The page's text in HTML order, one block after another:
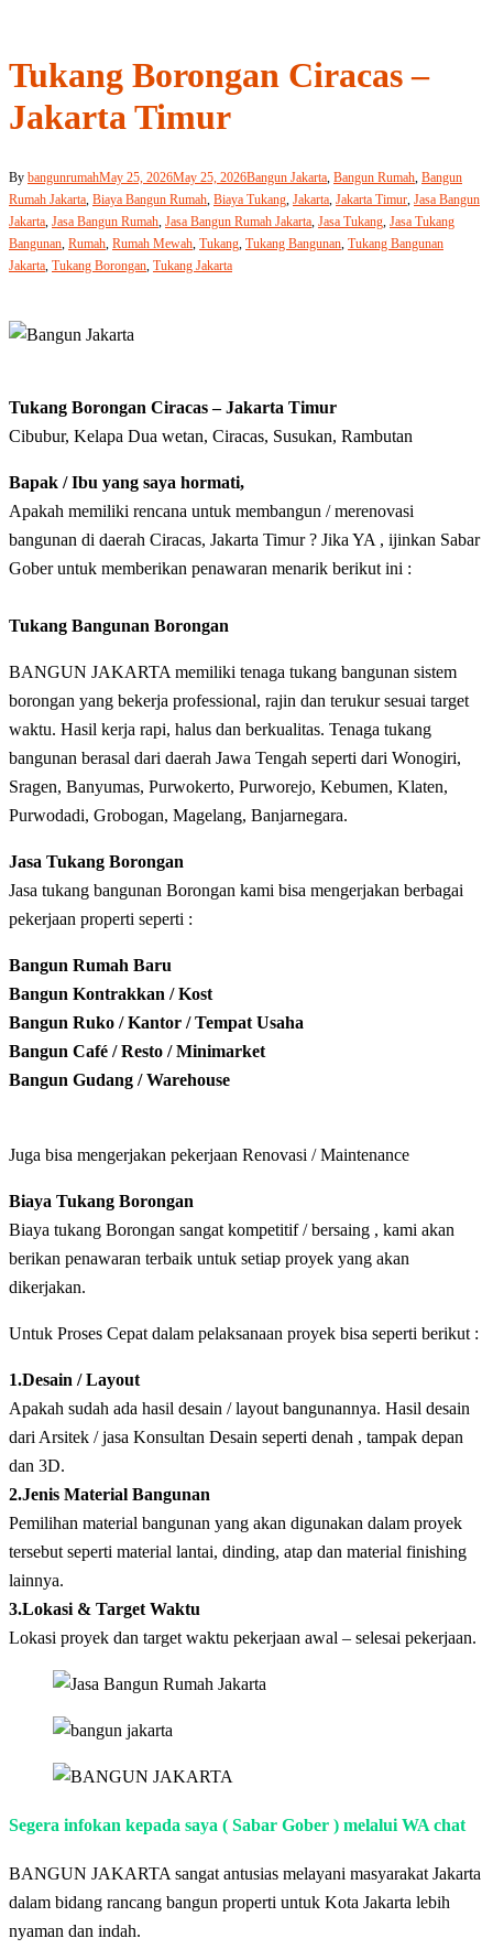
Tukang Borongan Ciracas –
Jakarta Timur
By bangunrumahMay 25, 2026May 25, 2026Bangun Jakarta, Bangun Rumah, Bangun
Rumah Jakarta, Biaya Bangun Rumah, Biaya Tukang, Jakarta, Jakarta Timur, Jasa Bangun
Jakarta, Jasa Bangun Rumah, Jasa Bangun Rumah Jakarta, Jasa Tukang, Jasa Tukang
Bangunan, Rumah, Rumah Mewah, Tukang, Tukang Bangunan, Tukang Bangunan
Jakarta, Tukang Borongan, Tukang Jakarta
Tukang Borongan Ciracas – Jakarta Timur
Cibubur, Kelapa Dua wetan, Ciracas, Susukan, Rambutan
Bapak / Ibu yang saya hormati,
Apakah memiliki rencana untuk membangun / merenovasi
bangunan di daerah Ciracas, Jakarta Timur ? Jika YA , ijinkan Sabar
Gober untuk memberikan penawaran menarik berikut ini :
Tukang Bangunan Borongan
BANGUN JAKARTA memiliki tenaga tukang bangunan sistem
borongan yang bekerja professional, rajin dan terukur sesuai target
waktu. Hasil kerja rapi, halus dan berkualitas. Tenaga tukang
bangunan berasal dari daerah Jawa Tengah seperti dari Wonogiri,
Sragen, Banyumas, Purwokerto, Purworejo, Kebumen, Klaten,
Purwodadi, Grobogan, Magelang, Banjarnegara.
Jasa Tukang Borongan
Jasa tukang bangunan Borongan kami bisa mengerjakan berbagai
pekerjaan properti seperti :
Bangun Rumah Baru
Bangun Kontrakkan / Kost
Bangun Ruko / Kantor / Tempat Usaha
Bangun Café / Resto / Minimarket
Bangun Gudang / Warehouse
Juga bisa mengerjakan pekerjaan Renovasi / Maintenance
Biaya Tukang Borongan
Biaya tukang Borongan sangat kompetitif / bersaing , kami akan
berikan penawaran terbaik untuk setiap proyek yang akan
dikerjakan.
Untuk Proses Cepat dalam pelaksanaan proyek bisa seperti berikut :
1.Desain / Layout
Apakah sudah ada hasil desain / layout bangunannya. Hasil desain
dari Arsitek / jasa Konsultan Desain seperti denah , tampak depan
dan 3D.
2.Jenis Material Bangunan
Pemilihan material bangunan yang akan digunakan dalam proyek
tersebut seperti material lantai, dinding, atap dan material finishing
lainnya.
3.Lokasi & Target Waktu
Lokasi proyek dan target waktu pekerjaan awal – selesai pekerjaan.
Segera infokan kepada saya ( Sabar Gober ) melalui WA chat
BANGUN JAKARTA sangat antusias melayani masyarakat Jakarta
dalam bidang rancang bangun properti untuk Kota Jakarta lebih
nyaman dan indah.